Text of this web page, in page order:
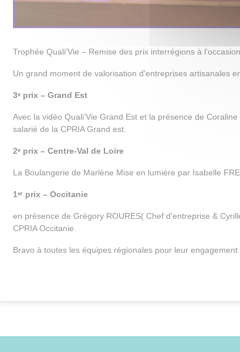
Trophée Quali’Vie – Remise des prix interrégions à
Un grand moment de valorisation d'entreprises artisanales
3ᵉ prix – Grand Est
Avec la vidéo Quali’Vie Grand Est et la présence de
salarié de la CPRIA Grand est.
2ᵉ prix – Centre-Val de Loire
La Boulangerie de Marlène Mise en lumière par Isabelle
1ᵉʳ prix – Occitanie
en présence de Grégory ROURES( Chef d'entreprise &
CPRIA Occitanie.
Bravo à toutes les équipes régionales pour leur